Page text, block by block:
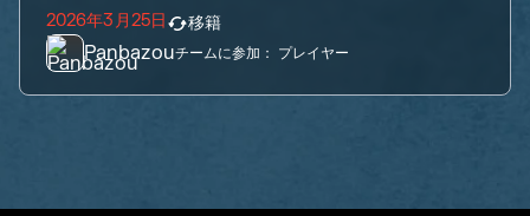
2026年3月25日 移籍
Panbazouチームに参加： プレイヤー